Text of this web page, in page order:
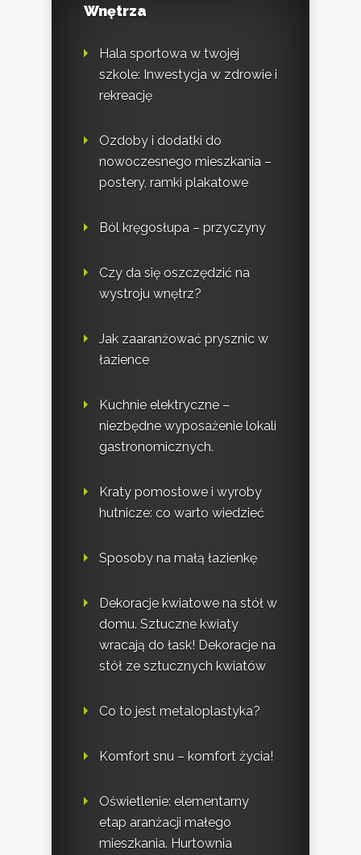
Wnętrza
Hala sportowa w twojej
szkole: Inwestycja w zdrowie i
rekreację
Ozdoby i dodatki do
nowoczesnego mieszkania –
postery, ramki plakatowe
Ból kręgosłupa – przyczyny
Czy da się oszczędzić na
wystroju wnętrz?
Jak zaaranżować prysznic w
łazience
Kuchnie elektryczne –
niezbędne wyposażenie lokali
gastronomicznych.
Kraty pomostowe i wyroby
hutnicze: co warto wiedzieć
Sposoby na małą łazienkę
Dekoracje kwiatowe na stół w
domu. Sztuczne kwiaty
wracają do łask! Dekoracje na
stół ze sztucznych kwiatów
Co to jest metaloplastyka?
Komfort snu – komfort życia!
Oświetlenie: elementarny
etap aranżacji małego
mieszkania. Hurtownia